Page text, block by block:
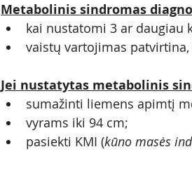
Metabolinis sindromas
kai nustatomi 3 ar daugiau
vaistų vartojimas
Jei nustatytas metabolinis
sumažinti liemens apimtį
vyrams iki 94 cm;
pasiekti KMI (kūno masės